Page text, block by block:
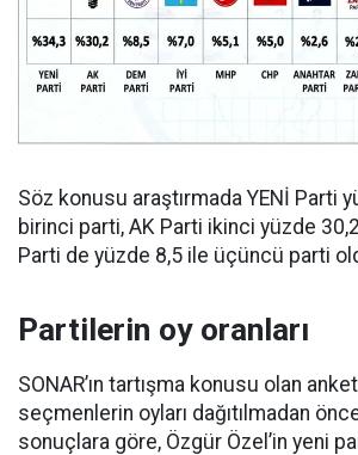
Söz konusu araştırmada YENİ Parti
birinci parti, AK Parti ikinci yüzde
Parti de yüzde 8,5 ile üçüncü parti
Partilerin oy oranları
SONAR’ın tartışma konusu olan
seçmenlerin oyları dağıtılmadan
sonuçlara göre, Özgür Özel’in yeni